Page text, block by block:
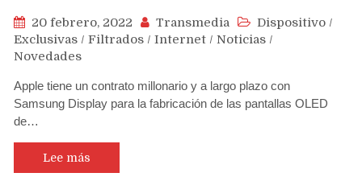
20 febrero, 2022 Transmedia Dispositivo /
Exclusivas / Filtrados / Internet / Noticias /
Novedades
Apple tiene un contrato millonario y a largo plazo con
Samsung Display para la fabricación de las pantallas OLED
de…
Lee más